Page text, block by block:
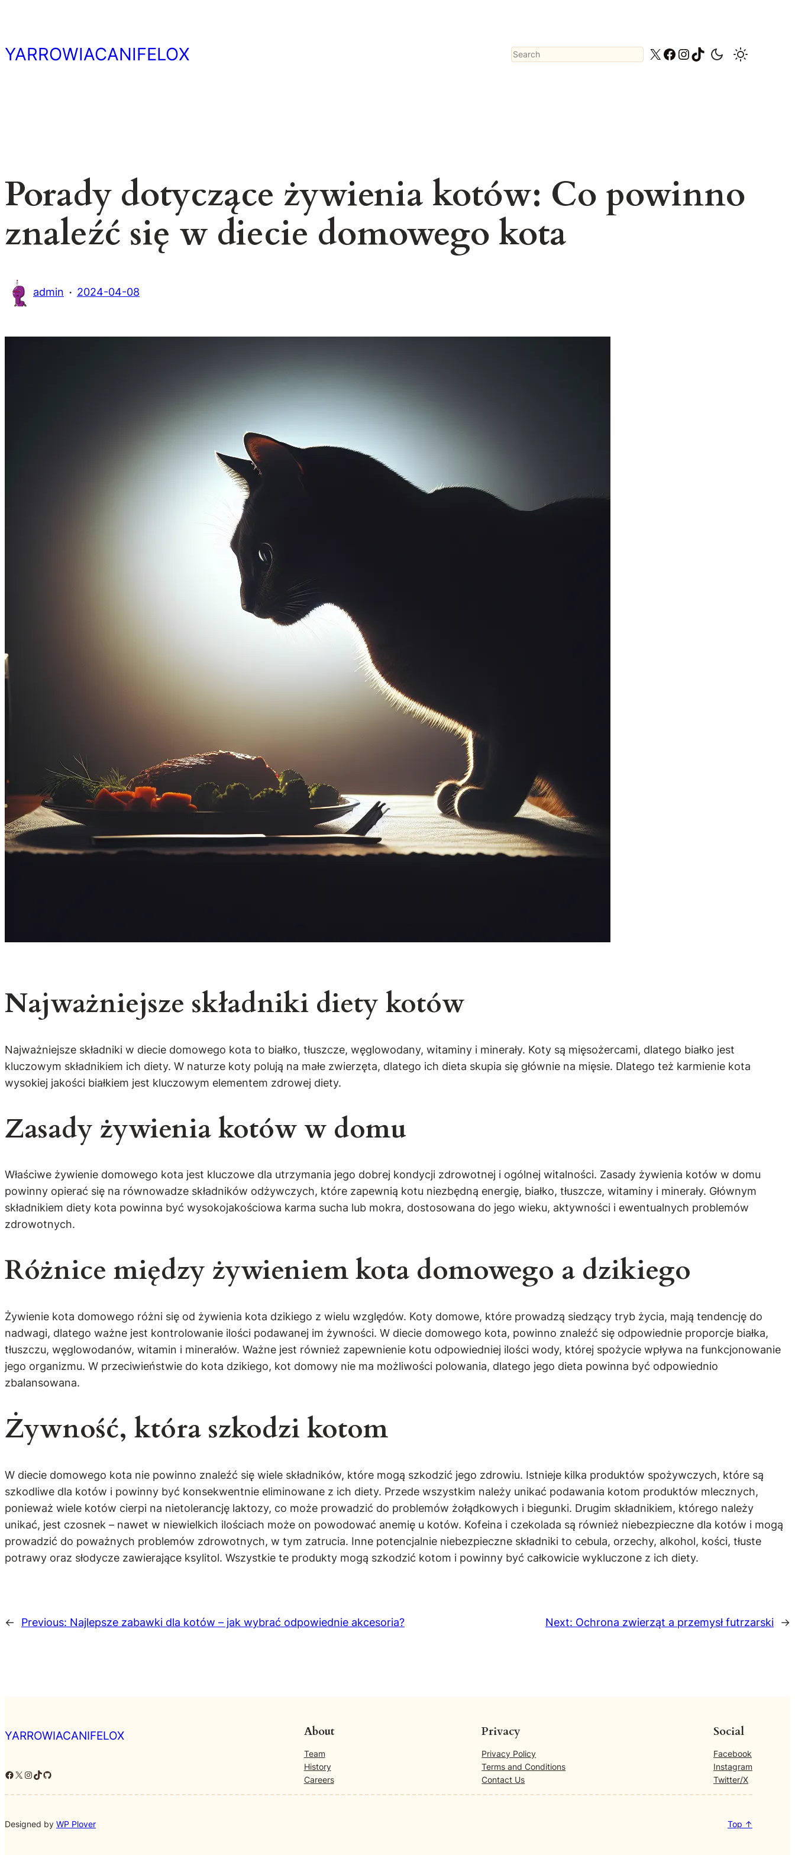
treści
YARROWIACANIFELOX Search X Facebook
Instagram
TikTok
Porady dotyczące żywienia kotów: Co powinno
znaleźć się w diecie domowego kota
admin · 2024-04-08
Najważniejsze składniki diety kotów
Najważniejsze składniki w diecie domowego kota to białko, tłuszcze, węglowodany, witaminy i minerały. Koty są mięsożercami, dlatego białko jest
kluczowym składnikiem ich diety. W naturze koty polują na małe zwierzęta, dlatego ich dieta skupia się głównie na mięsie. Dlatego też karmienie kota
wysokiej jakości białkiem jest kluczowym elementem zdrowej diety.
Zasady żywienia kotów w domu
Właściwe żywienie domowego kota jest kluczowe dla utrzymania jego dobrej kondycji zdrowotnej i ogólnej witalności. Zasady żywienia kotów w domu
powinny opierać się na równowadze składników odżywczych, które zapewnią kotu niezbędną energię, białko, tłuszcze, witaminy i minerały. Głównym
składnikiem diety kota powinna być wysokojakościowa karma sucha lub mokra, dostosowana do jego wieku, aktywności i ewentualnych problemów
zdrowotnych.
Różnice między żywieniem kota domowego a dzikiego
Żywienie kota domowego różni się od żywienia kota dzikiego z wielu względów. Koty domowe, które prowadzą siedzący tryb życia, mają tendencję do
nadwagi, dlatego ważne jest kontrolowanie ilości podawanej im żywności. W diecie domowego kota, powinno znaleźć się odpowiednie proporcje białka,
tłuszczu, węglowodanów, witamin i minerałów. Ważne jest również zapewnienie kotu odpowiedniej ilości wody, której spożycie wpływa na funkcjonowanie
jego organizmu. W przeciwieństwie do kota dzikiego, kot domowy nie ma możliwości polowania, dlatego jego dieta powinna być odpowiednio
zbalansowana.
Żywność, która szkodzi kotom
W diecie domowego kota nie powinno znaleźć się wiele składników, które mogą szkodzić jego zdrowiu. Istnieje kilka produktów spożywczych, które są
szkodliwe dla kotów i powinny być konsekwentnie eliminowane z ich diety. Przede wszystkim należy unikać podawania kotom produktów mlecznych,
ponieważ wiele kotów cierpi na nietolerancję laktozy, co może prowadzić do problemów żołądkowych i biegunki. Drugim składnikiem, którego należy
unikać, jest czosnek – nawet w niewielkich ilościach może on powodować anemię u kotów. Kofeina i czekolada są również niebezpieczne dla kotów i mogą
prowadzić do poważnych problemów zdrowotnych, w tym zatrucia. Inne potencjalnie niebezpieczne składniki to cebula, orzechy, alkohol, kości, tłuste
potrawy oraz słodycze zawierające ksylitol. Wszystkie te produkty mogą szkodzić kotom i powinny być całkowicie wykluczone z ich diety.
← Previous: Najlepsze zabawki dla kotów – jak wybrać odpowiednie akcesoria? Next: Ochrona zwierząt a przemysł futrzarski →
YARROWIACANIFELOX
Facebook X Instagram TikTok GitHub
About
Team
History
Careers
Privacy
Privacy Policy
Terms and Conditions
Contact Us
Social
Facebook
Instagram
Twitter/X
Designed by WP Plover Top ↑